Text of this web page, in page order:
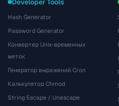
Developer Tools
Hash Generator
Password Generator
Конвертер Unix-временных
меток
Генератор выражений Cron
Калькулятор Chmod
String Escape / Unescape